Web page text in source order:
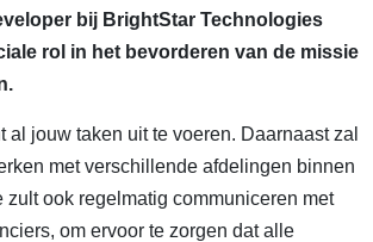
bij BrightStar Technologies
rol in het bevorderen van de missie
al jouw taken uit te voeren. Daarnaast zal
met verschillende afdelingen binnen
zult ook regelmatig communiceren met
om ervoor te zorgen dat alle